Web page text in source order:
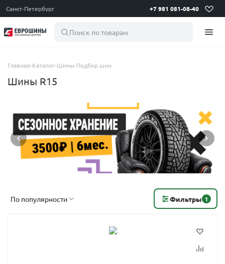
Санкт-Петербург +7 981 081-08-40
Поиск по товарам
Главная-Каталог-Шины-Подбор шин
Шины R15
По популярности Фильтры 1